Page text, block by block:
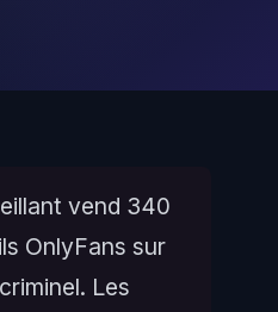
vend 340
OnlyFans sur
Les